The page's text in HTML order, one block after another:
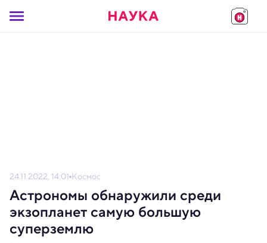
24.11.2022, 14:01 Космос
Астрономы обнаружили среди
экзопланет самую большую
суперземлю